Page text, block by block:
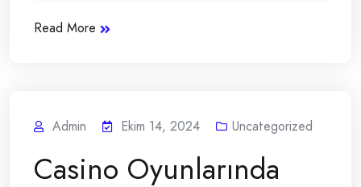
Read More
Admin Ekim 14, 2024 Uncategorized
Casino Oyunlarında